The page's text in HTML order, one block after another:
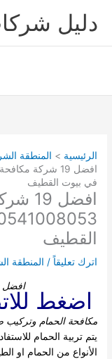
دليل
الرئيسية
المنطقة
في بيوت القطيف
القطيف
اترك تعليقاً / المنطقة
افضل
اضغط للاتصال
مكافحة الحمام وتركيب
يتم تربية الحمام
الأنواع من الحمام او